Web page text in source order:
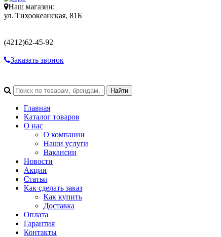
Наш магазин:
ул. Тихоокеанская, 81Б
(4212)62-45-92
Заказать звонок
Главная
Каталог товаров
О нас
О компании
Наши услуги
Вакансии
Новости
Акции
Статьи
Как сделать заказ
Как купить
Доставка
Оплата
Гарантия
Контакты